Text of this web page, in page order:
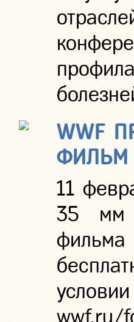
WWF
ФИЛЬМ
11
35 мм
wwf.ru/